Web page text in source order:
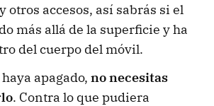
otros accesos, así sabrás si el
más allá de la superficie y ha
del cuerpo del móvil.
apagado, no necesitas
. Contra lo que pudiera